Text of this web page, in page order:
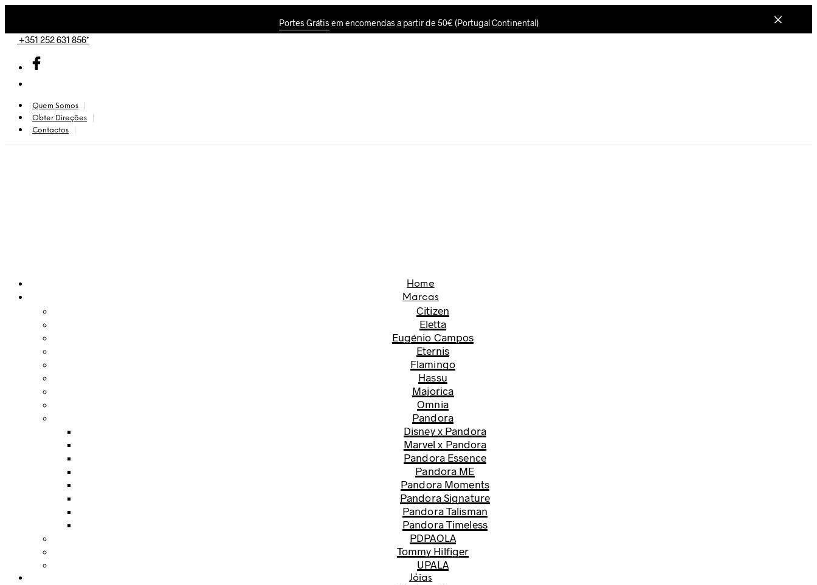
Portes Grátisem encomendas a partir de 50€ (Portugal Continental)
+351 252 631 856*
Quem Somos
Obter Direções
Contactos
Home
Marcas
Citizen
Eletta
Eugénio Campos
Eternis
Flamingo
Hassu
Majorica
Omnia
Pandora
Disney x Pandora
Marvel x Pandora
Pandora Essence
Pandora ME
Pandora Moments
Pandora Signature
Pandora Talisman
Pandora Timeless
PDPAOLA
Tommy Hilfiger
UPALA
Jóias